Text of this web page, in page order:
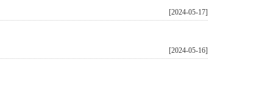
[2024-05-17]
[2024-05-16]